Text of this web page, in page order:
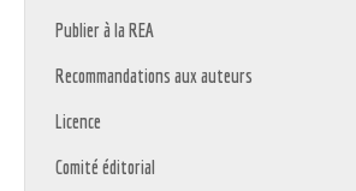
Publier à la REA
Recommandations aux auteurs
Licence
Comité éditorial